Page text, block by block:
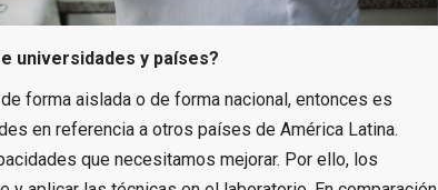
universidades y países?
forma aislada o de forma nacional, entonces es
en referencia a otros países de América Latina.
que necesitamos mejorar. Por ello, los